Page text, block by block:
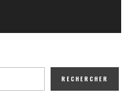
RECHERCHER